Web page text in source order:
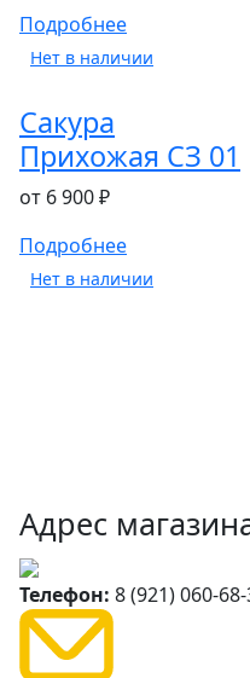
Подробнее
Нет в наличии
Сакура
Прихожая СЗ 01
от 6 900 ₽
Подробнее
Нет в наличии
Адрес
Телефон: 8 (921) 060-